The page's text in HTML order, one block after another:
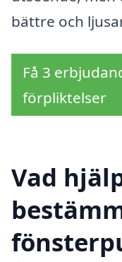
bättre och
Få 3
förpliktelser
Vad